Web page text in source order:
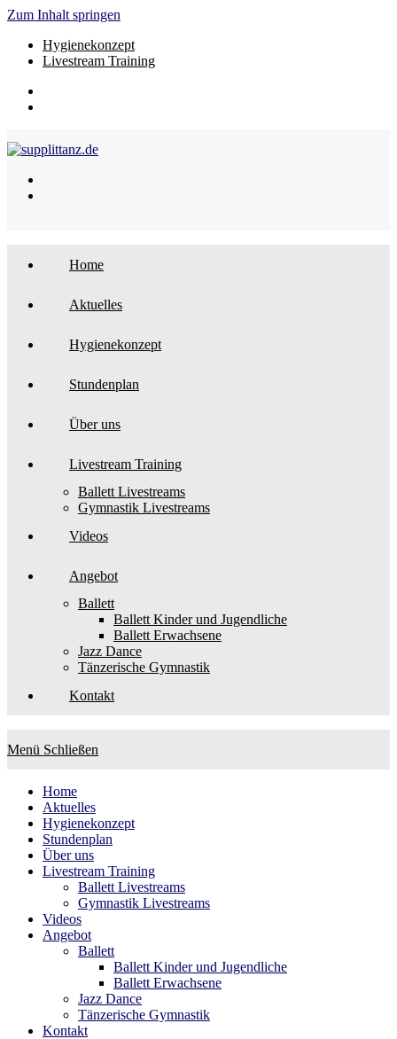
Zum Inhalt springen
Hygienekonzept
Livestream Training
Home
Aktuelles
Hygienekonzept
Stundenplan
Über uns
Livestream Training
Ballett Livestreams
Gymnastik Livestreams
Videos
Angebot
Ballett
Ballett Kinder und Jugendliche
Ballett Erwachsene
Jazz Dance
Tänzerische Gymnastik
Kontakt
Menü Schließen
Home
Aktuelles
Hygienekonzept
Stundenplan
Über uns
Livestream Training
Ballett Livestreams
Gymnastik Livestreams
Videos
Angebot
Ballett
Ballett Kinder und Jugendliche
Ballett Erwachsene
Jazz Dance
Tänzerische Gymnastik
Kontakt